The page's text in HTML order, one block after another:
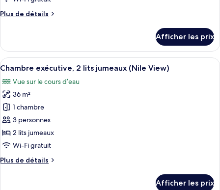
chambre :
Chambre
très
grand
lit
(Nile
View)
Plus de détails
Plus
Chambre
exécutive,
1
grand
lit
(Nile
View)
Afficher les prix
Afficher
toutes
les
photos
pour
ce
type
de
chambre :
Chambre
Une vue urbaine avec une rivière,
8
Chambre exécutive, 2 lits jumeaux (Nile View)
Vue sur le cours d’eau
36 m²
1 chambre
3 personnes
2 lits jumeaux
Wi-Fi gratuit
Plus de détails
Plus
Afficher les prix